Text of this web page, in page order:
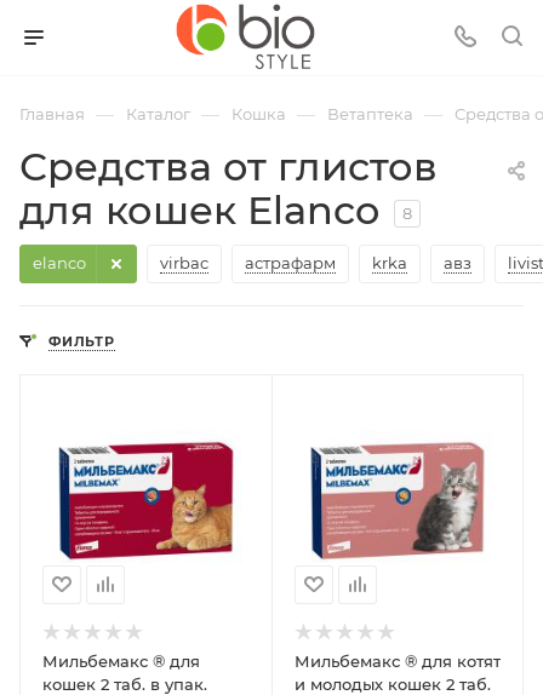
Главная — Каталог — Кошка — Ветаптека — Средства
Средства от глистов
для кошек Elanco
8
virbac астрафарм krka авз
elanco
ФИЛЬТР
Мильбемакс ® для
кошек 2 таб. в упак.
Мильбемакс ® для котят
и молодых кошек 2 таб.